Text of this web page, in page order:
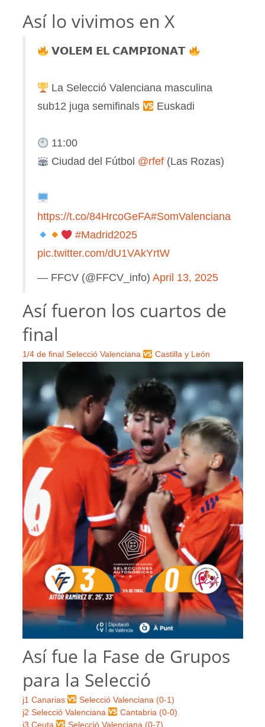
Así lo vivimos en X
𝗩𝗢𝗟𝗘𝗠 𝗘𝗟 𝗖𝗔𝗠𝗣𝗜𝗢𝗡𝗔𝗧
La Selecció Valenciana masculina
sub12 juga semifinals
Euskadi
11:00
Ciudad del Fútbol @rfef (Las Rozas)
https://t.co/84HrcoGeFA#SomValenciana
#Madrid2025
pic.twitter.com/dU1VAkYrtW
— FFCV (@FFCV_info) April 13, 2025
Así fueron los cuartos de
final
1/4 de final Selecció Valenciana Castilla y León
Así fue la Fase de Grupos
para la Selecció
j1 Canarias
Selecció Valenciana (0-1)
j2 Selecció Valenciana
Cantabria (0-0)
j3 Ceuta
Selecció Valenciana (0-7)